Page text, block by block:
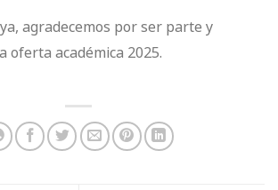
agradecemos por ser parte y
oferta académica 2025.